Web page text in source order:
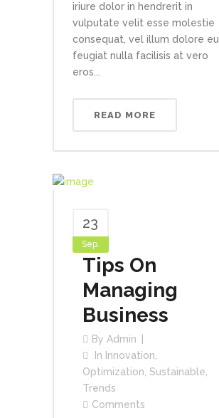
iriure dolor in hendrerit in
vulputate velit esse molestie
consequat, vel illum dolore eu
feugiat nulla facilisis at vero
eros...
READ MORE
23
Sep.
Tips On
Managing
Business
By Admin
In Innovation
Optimization Sustainable
Trends
Comments